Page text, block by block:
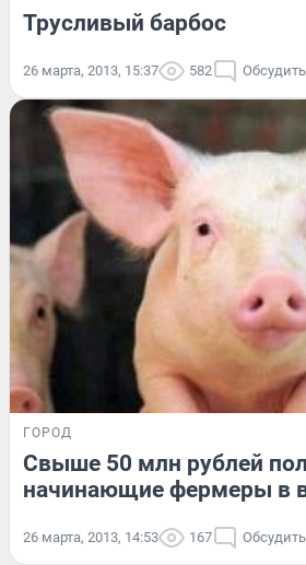
Трусливый барбос
26 марта, 2013, 15:37 582 Обсудить
ГОРОД
Свыше 50 млн рублей
начинающие фермеры в
26 марта, 2013, 14:53 167 Обсудить